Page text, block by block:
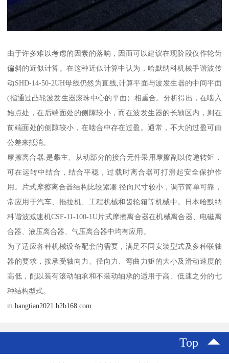
由于许多难以考虑的因素的落响，因而可以建议在现阶段仅作轮齿
偏斜的近似计算。在这种近似计算中认为，哈默纳科机械手谐波传
动SHD-14-50-2UH母线仍然为直线,计算平面与波发生器的中间平面
(指通过凸轮波发生器滚珠中心的平面）相重合。分析得出，在啮入
始点处，在后端面处的侧隙较小，而在波发生器的长轴区内，则在
前端面处的侧隙较小，在啮合中存在过盈。通常，不大的过盈可由
公差来抵消。
摩擦离合器.是攀主、从动部分的接合元件采用摩擦副以传递转矩，
可在运转中结合，结合平稳，过载时离合器可打滑起安全保护作
用。片式摩擦离合器结构比较紧凑.径向尺寸较小，调节简单可靠，
常应用于汽车、拖拉机、工程机械和齿轮箱等机械中。日本哈默纳
科谐波减速机CSF-11-100-1U片式摩擦离合器在机械离合器、电磁离
合器、液压离合器、气压离合器中均有应用。
为了适应各种机械设备配套的需要，满足不同安装型式及多种联轴
器的要求，按承受轴向力、径向力、弯曲力矩的大小及滑动速度的
高低，配以装有滚动轴承和不装动轴承的适用于高、低速之分的七
种结构型式。
m.bangtian2021.b2b168.com
Top